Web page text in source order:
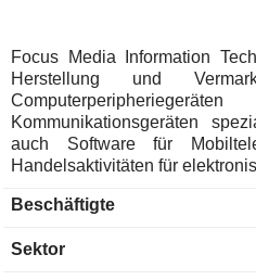
Focus Media Information
Herstellung und
Kommunikationsgeräten
auch Software für
Handelsaktivitäten für
Beschäftigte
Sektor